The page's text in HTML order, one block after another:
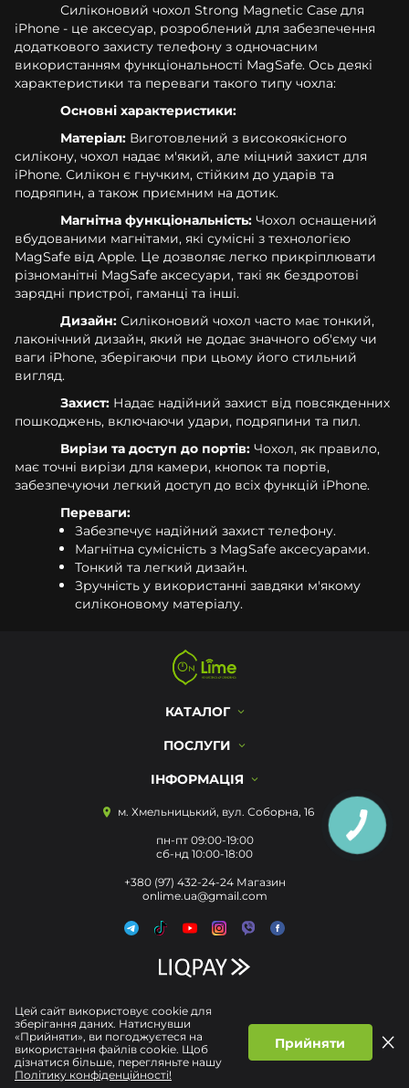
Силіконовий чохол Strong Magnetic Case для
iPhone - це аксесуар, розроблений для забезпечення
додаткового захисту телефону з одночасним
використанням функціональності MagSafe. Ось деякі
характеристики та переваги такого типу чохла:
Основні характеристики:
Матеріал: Виготовлений з високоякісного
силікону, чохол надає м'який, але міцний захист для
iPhone. Силікон є гнучким, стійким до ударів та
подряпин, а також приємним на дотик.
Магнітна функціональність: Чохол оснащений
вбудованими магнітами, які сумісні з технологією
MagSafe від Apple. Це дозволяє легко прикріплювати
різноманітні MagSafe аксесуари, такі як бездротові
зарядні пристрої, гаманці та інші.
Дизайн: Силіконовий чохол часто має тонкий,
лаконічний дизайн, який не додає значного об'єму чи
ваги iPhone, зберігаючи при цьому його стильний
вигляд.
Захист: Надає надійний захист від повсякденних
пошкоджень, включаючи удари, подряпини та пил.
Вирізи та доступ до портів: Чохол, як правило,
має точні вирізи для камери, кнопок та портів,
забезпечуючи легкий доступ до всіх функцій iPhone.
Переваги:
Забезпечує надійний захист телефону.
Магнітна сумісність з MagSafe аксесуарами.
Тонкий та легкий дизайн.
Зручність у використанні завдяки м'якому
силіконовому матеріалу.
КАТАЛОГ
ПОСЛУГИ
ІНФОРМАЦІЯ
м. Хмельницький, вул. Соборна, 16
пн-пт 09:00-19:00
сб-нд 10:00-18:00
+380 (97) 432-24-24 Магазин
onlime.ua@gmail.com
Політика конфіденційності Договір публічної Оферти
Цей сайт використовує cookie для
зберігання даних. Натиснувши
«Прийняти», ви погоджуєтеся на
використання файлів cookie. Щоб
дізнатися більше, перегляньте нашу
Політику конфіденційності!
Прийняти